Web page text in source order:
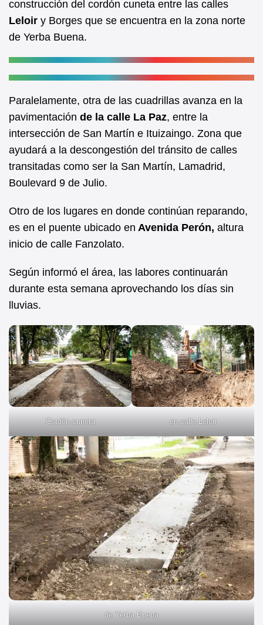
construcción del cordón cuneta entre las calles
Leloir y Borges que se encuentra en la zona norte
de Yerba Buena.
Paralelamente, otra de las cuadrillas avanza en la
pavimentación de la calle La Paz, entre la
intersección de San Martín e Ituizaingo. Zona que
ayudará a la descongestión del tránsito de calles
transitadas como ser la San Martín, Lamadrid,
Boulevard 9 de Julio.
Otro de los lugares en donde continúan reparando,
es en el puente ubicado en Avenida Perón, altura
inicio de calle Fanzolato.
Según informó el área, las labores continuarán
durante esta semana aprovechando los días sin
lluvias.
Cordón cuneta en calle Leloir
de Yerba Buena